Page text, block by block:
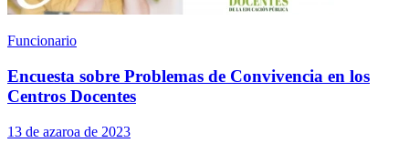
Funcionario
Encuesta sobre Problemas de Convivencia en los
Centros Docentes
13 de azaroa de 2023